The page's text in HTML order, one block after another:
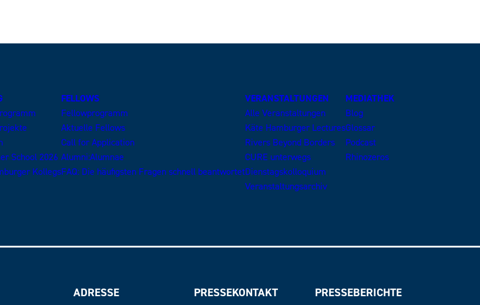
School 2026
Kollegs
FELLOWS
Fellowprogramm
Aktuelle Fellows
Call for Application
Alumni:Alumnae
FAQ: Die häufigsten Fragen schnell beantwortet
VERANSTALTUNGEN
Alle Veranstaltungen
Käte Hamburger Lectures
Rivers Beyond Borders
CURE unterwegs
Dienstagskolloquium
Veranstaltungsarchiv
MEDIATHEK
Blog
Glossar
Podcast
Rhinozeros
ADRESSE PRESSEKONTAKT PRESSEBERICHTE